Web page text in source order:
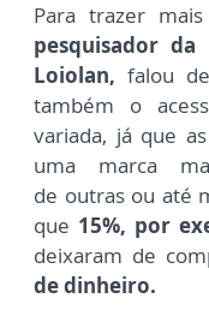
Para trazer
pesquisador da
Loiolan, falou d
também o
variada, já que as
uma marca
de outras ou até
que 15%, por
deixaram de
de dinheiro.